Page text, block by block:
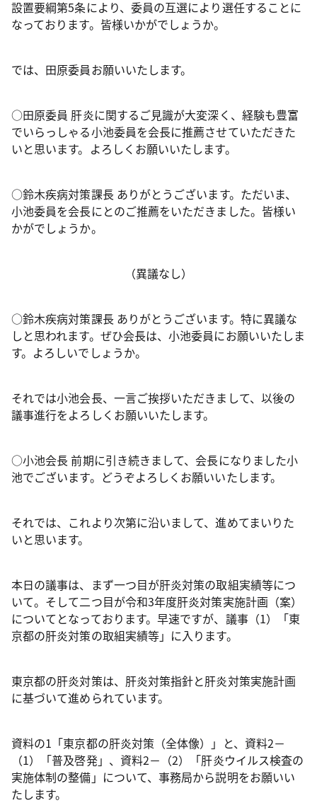
設置要綱第5条により、委員の互選により選任することに
なっております。皆様いかがでしょうか。
では、田原委員お願いいたします。
○田原委員 肝炎に関するご見識が大変深く、経験も豊富
でいらっしゃる小池委員を会長に推薦させていただきた
いと思います。よろしくお願いいたします。
○鈴木疾病対策課長 ありがとうございます。ただいま、
小池委員を会長にとのご推薦をいただきました。皆様い
かがでしょうか。
（異議なし）
○鈴木疾病対策課長 ありがとうございます。特に異議な
しと思われます。ぜひ会長は、小池委員にお願いいたしま
す。よろしいでしょうか。
それでは小池会長、一言ご挨拶いただきまして、以後の
議事進行をよろしくお願いいたします。
○小池会長 前期に引き続きまして、会長になりました小
池でございます。どうぞよろしくお願いいたします。
それでは、これより次第に沿いまして、進めてまいりた
いと思います。
本日の議事は、まず一つ目が肝炎対策の取組実績等につ
いて。そして二つ目が令和3年度肝炎対策実施計画（案）
についてとなっております。早速ですが、議事（1）「東
京都の肝炎対策の取組実績等」に入ります。
東京都の肝炎対策は、肝炎対策指針と肝炎対策実施計画
に基づいて進められています。
資料の1「東京都の肝炎対策（全体像）」と、資料2－
（1）「普及啓発」、資料2－（2）「肝炎ウイルス検査の
実施体制の整備」について、事務局から説明をお願いい
たします。